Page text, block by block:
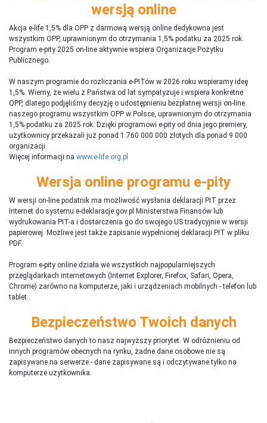
wersją online
Akcja e-life 1,5% dla OPP z darmową wersją online dedykowna jest
wszystkim OPP, uprawnionym do otrzymania 1,5% podatku za 2025 rok.
Program e-pity 2025 on-line aktywnie wspiera Organizacje Pożytku
Publicznego.
W naszym programie do rozliczania e-PITów w 2026 roku wspieramy ideę
1,5%. Wiemy, że wielu z Państwa od lat sympatyzuje i wspiera konkretne
OPP, dlatego podjęliśmy decyzję o udostępnieniu bezpłatnej wersji on-line
naszego programu wszystkim OPP w Polsce, uprawnionym do otrzymania
1,5% podatku za 2025 rok. Dzięki programowi e-pity od dnia jego premiery,
użytkownicy przekazali już ponad 1 760 000 000 złotych dla ponad 9 000
organizacji.
Więcej informacji na www.e-life.org.pl
Wersja online programu e-pity
W wersji on-line podatnik ma możliwość wysłania deklaracji PIT przez
Internet do systemu e-deklaracje.gov.pl Ministerstwa Finansów lub
wydrukowania PIT-a i dostarczenia go do swojego US tradycyjnie w wersji
papierowej. Możliwe jest także zapisanie wypełnionej deklaracji PIT w pliku
PDF.
Program e-pity online działa we wszystkich najpopularniejszych
przeglądarkach internetowych (Internet Explorer, Firefox, Safari, Opera,
Chrome) zarówno na komputerze, jaki i urządzeniach mobilnych - telefon lub
tablet..
Bezpieczeństwo Twoich danych
Bezpieczeństwo danych to nasz najwyższy priorytet. W odróżnieniu od
innych programów obecnych na rynku, żadne dane osobowe nie są
zapisywane na serwerze - dane zapisywane są i odczytywane tylko na
komputerze użytkownika.